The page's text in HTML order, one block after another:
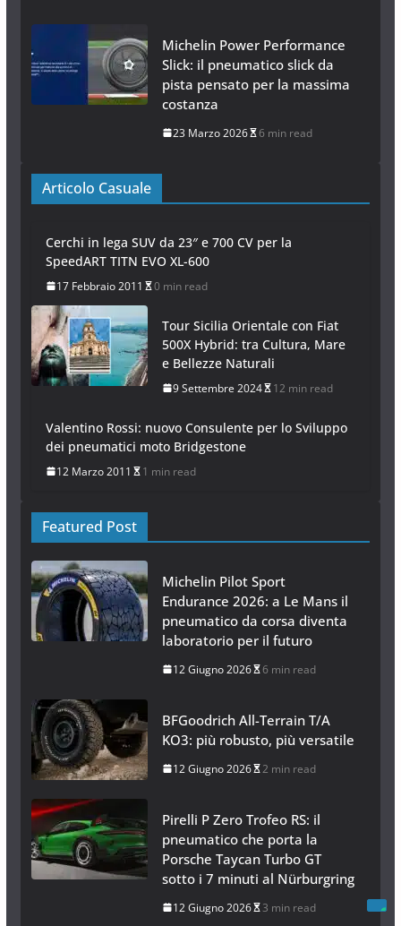
Michelin Power Performance
Slick: il pneumatico slick da
pista pensato per la massima
costanza
23 Marzo 2026 6 min read
Articolo Casuale
Cerchi in lega SUV da 23″ e 700 CV per la
SpeedART TITN EVO XL-600
17 Febbraio 2011 0 min read
Tour Sicilia Orientale con Fiat
500X Hybrid: tra Cultura, Mare
e Bellezze Naturali
9 Settembre 2024 12 min read
Valentino Rossi: nuovo Consulente per lo Sviluppo
dei pneumatici moto Bridgestone
12 Marzo 2011 1 min read
Featured Post
Michelin Pilot Sport
Endurance 2026: a Le Mans il
pneumatico da corsa diventa
laboratorio per il futuro
12 Giugno 2026 6 min read
BFGoodrich All-Terrain T/A
KO3: più robusto, più versatile
12 Giugno 2026 2 min read
Pirelli P Zero Trofeo RS: il
pneumatico che porta la
Porsche Taycan Turbo GT
sotto i 7 minuti al Nürburgring
12 Giugno 2026 3 min read